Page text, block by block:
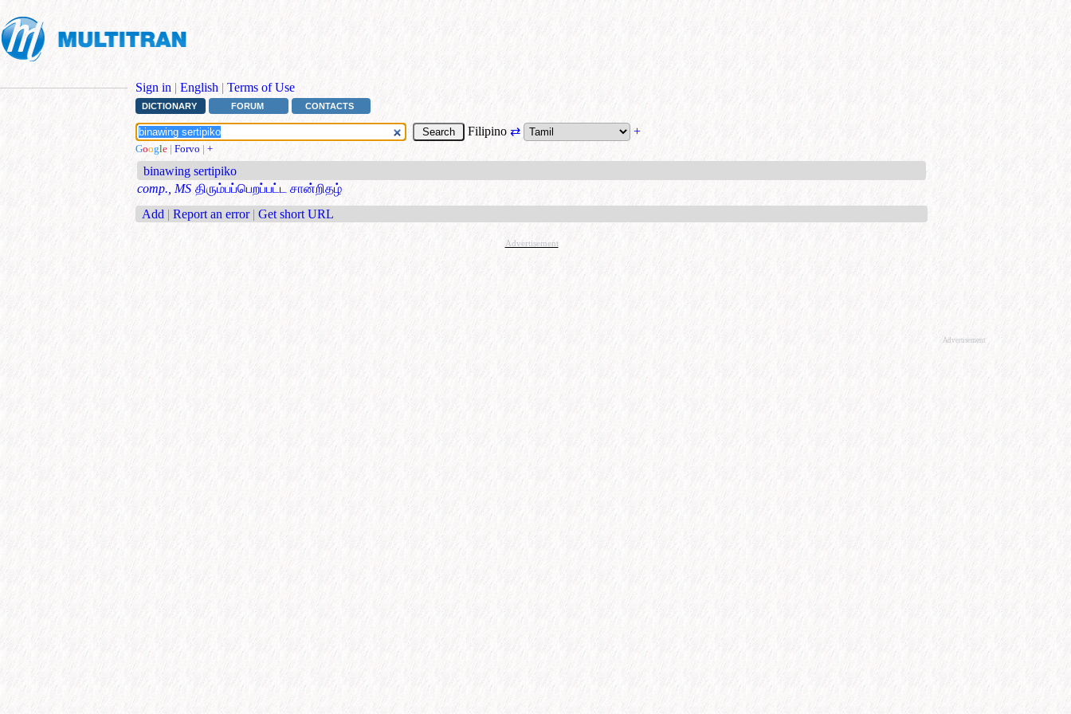
Sign in | English | Terms of Use
DICTIONARY FORUM CONTACTS
Filipino ⇄ +
Google | Forvo | +
binawing sertipiko
comp., MS திரும்பப்பெறப்பட்ட சான்றிதழ்
Add | Report an error | Get short URL
Advertisement
Advertisement